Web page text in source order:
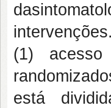
(1)
está